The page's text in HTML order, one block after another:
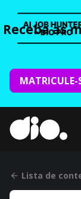
Receba as
MATRICULE-
Lista de